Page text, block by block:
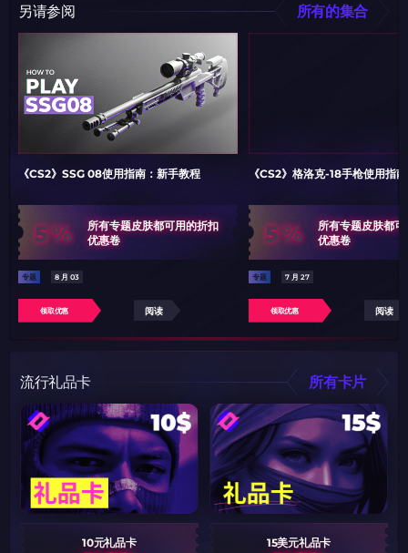
另请参阅 所有的集合
《CS2》SSG 08使用指南：新手教程
5%
所有专题皮肤都可用的折扣
优惠卷
专题 8 月 03
领取优惠 阅读
《CS2》格洛克-18手枪使用指
5%
所有专题皮肤都
优惠卷
专题 7 月 27
领取优惠 阅读
流行礼品卡 所有卡片
10元礼品卡 15美元礼品卡